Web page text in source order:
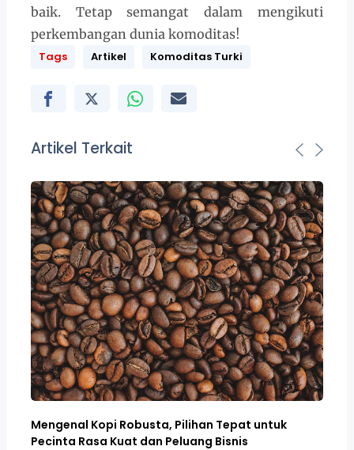
baik. Tetap semangat dalam mengikuti
perkembangan dunia komoditas!
Tags Artikel Komoditas Turki
Artikel Terkait
Mengenal Kopi Robusta, Pilihan Tepat untuk
Pecinta Rasa Kuat dan Peluang Bisnis